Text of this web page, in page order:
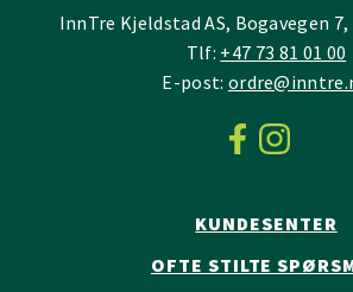
InnTre Kjeldstad AS, Bogavegen
Tlf: +47 73 81 01 00
E-post:
KUNDESENTER
OFTE STILTE